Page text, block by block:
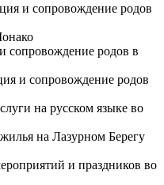
и сопровождение родов
сопровождение родов в
и сопровождение родов
на русском языке во
на Лазурном Берегу
и праздников во